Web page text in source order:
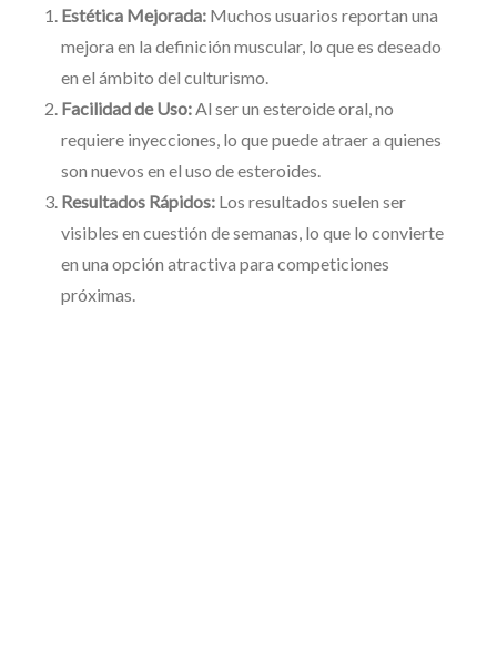
Estética Mejorada: Muchos usuarios reportan una
mejora en la definición muscular, lo que es deseado
en el ámbito del culturismo.
Facilidad de Uso:Al ser un esteroide oral, no
requiere inyecciones, lo que puede atraer a quienes
son nuevos en el uso de esteroides.
Resultados Rápidos: Los resultados suelen ser
visibles en cuestión de semanas, lo que lo convierte
en una opción atractiva para competiciones
próximas.